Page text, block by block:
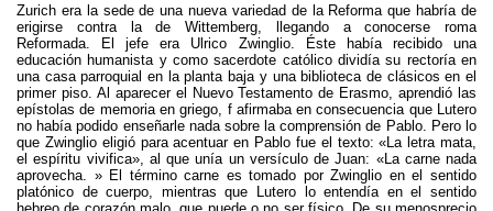
Zurich era la sede de una nueva variedad de la Reforma que habría de
erigirse contra la de Wittemberg, llegando a conocerse roma
Reformada. El jefe era Ulrico Zwinglio. Éste había recibido una
educación humanista y como sacerdote católico dividía su rectoría en
una casa parroquial en la planta baja y una biblioteca de clásicos en el
primer piso. Al aparecer el Nuevo Testamento de Erasmo, aprendió las
epístolas de memoria en griego, f afirmaba en consecuencia que Lutero
no había podido enseñarle nada sobre la comprensión de Pablo. Pero lo
que Zwinglio eligió para acentuar en Pablo fue el texto: «La letra mata,
el espíritu vivifica», al que unía un versículo de Juan: «La carne nada
aprovecha. » El término carne es tomado por Zwinglio en el sentido
platónico de cuerpo, mientras que Lutero lo entendía en el sentido